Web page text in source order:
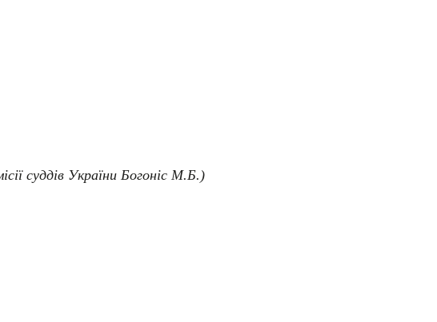
суддів України Богоніс М.Б.)